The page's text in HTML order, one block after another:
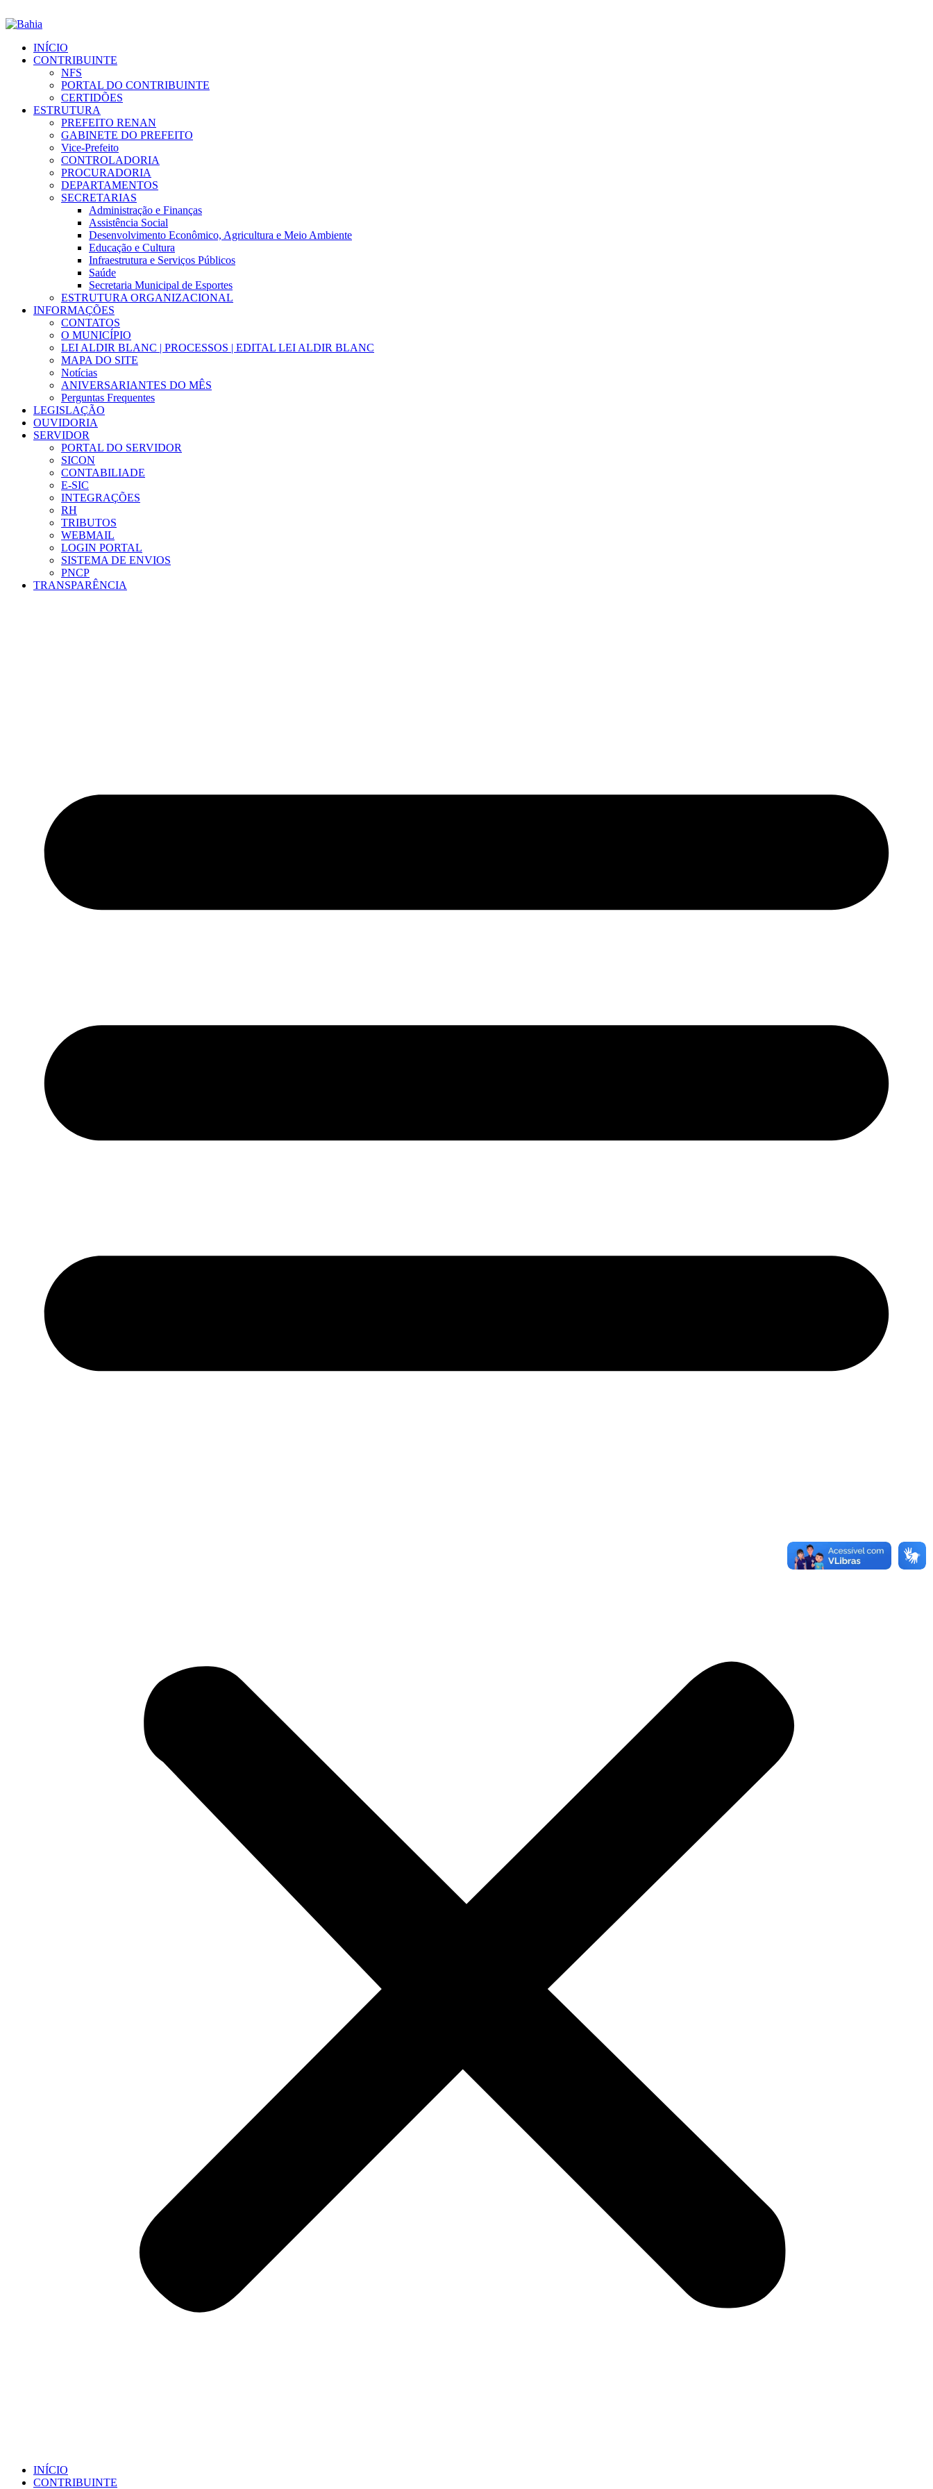
INÍCIO
CONTRIBUINTE
NFS
PORTAL DO CONTRIBUINTE
CERTIDÕES
ESTRUTURA
PREFEITO RENAN
GABINETE DO PREFEITO
Vice-Prefeito
CONTROLADORIA
PROCURADORIA
DEPARTAMENTOS
SECRETARIAS
Administração e Finanças
Assistência Social
Desenvolvimento Econômico, Agricultura e Meio Ambiente
Educação e Cultura
Infraestrutura e Serviços Públicos
Saúde
Secretaria Municipal de Esportes
ESTRUTURA ORGANIZACIONAL
INFORMAÇÕES
CONTATOS
O MUNICÍPIO
LEI ALDIR BLANC | PROCESSOS | EDITAL LEI ALDIR BLANC
MAPA DO SITE
Notícias
ANIVERSARIANTES DO MÊS
Perguntas Frequentes
LEGISLAÇÃO
OUVIDORIA
SERVIDOR
PORTAL DO SERVIDOR
SICON
CONTABILIADE
E-SIC
INTEGRAÇÕES
RH
TRIBUTOS
WEBMAIL
LOGIN PORTAL
SISTEMA DE ENVIOS
PNCP
TRANSPARÊNCIA
INÍCIO
CONTRIBUINTE